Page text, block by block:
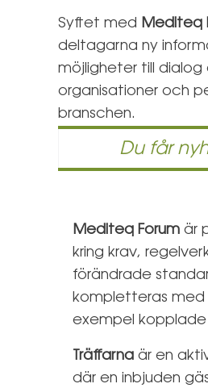
Syftet med Mediteq
deltagarna ny
möjligheter till
organisationer och
branschen.
Du får
Mediteq Forumär
kring krav,
förändrade
kompletteras med
exempel
Träffarnaär en
där en inbjuden